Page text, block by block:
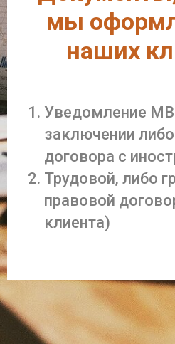
мы
наших
Уведомление
заключении
договора с
Трудовой, либо
правовой
клиента)